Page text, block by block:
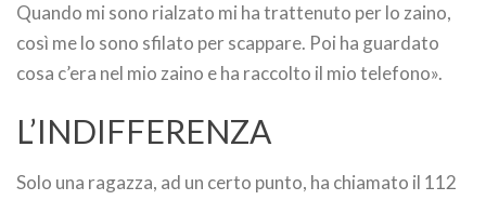
Quando mi sono rialzato mi ha trattenuto per lo zaino,
così me lo sono sfilato per scappare. Poi ha guardato
cosa c’era nel mio zaino e ha raccolto il mio telefono».
L’INDIFFERENZA
Solo una ragazza, ad un certo punto, ha chiamato il 112